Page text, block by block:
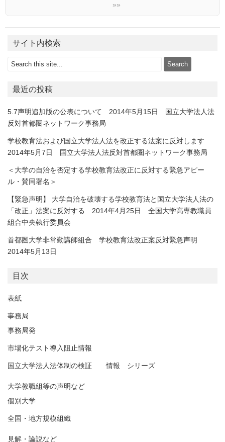
»»
サイト内検索
最近の投稿
5.7声明追加版の公表について 2014年5月15日 国立大学法人法
反対首都圏ネットワーク事務局
学校教育法および国立大学法人法を改正する法案に反対します
2014年5月7日 国立大学法人法反対首都圏ネットワーク事務局
＜大学の自治を否定する学校教育法改正に反対する緊急アピー
ル・賛同署名＞
【緊急声明】 大学自治を破壊する学校教育法と国立大学法人法の
「改正」法案に反対する 2014年4月25日 全国大学高専教職員
組合中央執行委員会
首都圏大学非常勤講師組合 学校教育法改正案反対緊急声明
2014年5月13日
目次
表紙
事務局
事務局発
市場化テスト導入阻止情報
国立大学法人法体制の検証 情報 シリーズ
大学教職組等の声明など
個別大学
全国・地方規模組織
見解・論説など